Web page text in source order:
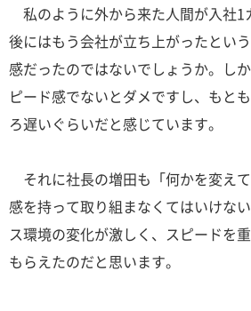
私のように外から来た人間が入社1
後にはもう会社が立ち上がったとい
感だったのではないでしょうか。し
ピード感でないとダメですし、もと
ろ遅いぐらいだと感じています。
それに社長の増田も「何かを変え
感を持って取り組まなくてはいけな
ス環境の変化が激しく、スピードを
もらえたのだと思います。